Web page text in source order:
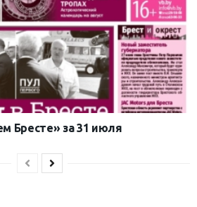
Бресте» за 31 июля